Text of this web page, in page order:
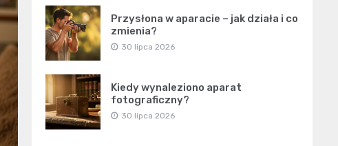
Przysłona w aparacie – jak działa i co
zmienia?
30 lipca 2026
Kiedy wynaleziono aparat
fotograficzny?
30 lipca 2026